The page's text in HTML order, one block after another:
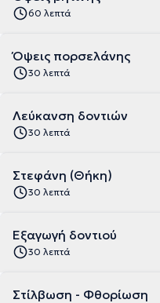
60 λεπτά
Όψεις πορσελάνης
30 λεπτά
Λεύκανση δοντιών
30 λεπτά
Στεφάνη (Θήκη)
30 λεπτά
Εξαγωγή δοντιού
30 λεπτά
Στίλβωση - Φθορίωση